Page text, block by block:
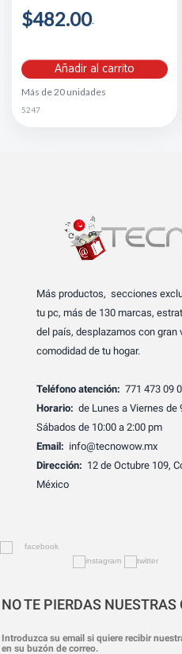
$482.00
Añadir al carrito
Más de 20 unidades
5247
Más productos, secciones
tu pc, más de 130 marcas,
del país, desplazamos con
comodidad de tu hogar.
Teléfono atención: 771 473 09
Horario: de Lunes a Viernes de
Sábados de 10:00 a 2:00 pm
Email: info@tecnowow.mx
Dirección: 12 de Octubre 109,
México
NO TE PIERDAS
Introduzca su email si quiere recibir
en su buzón de correo.